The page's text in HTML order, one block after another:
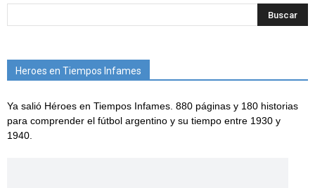
Heroes en Tiempos Infames
Ya salió Héroes en Tiempos Infames. 880 páginas y 180 historias
para comprender el fútbol argentino y su tiempo entre 1930 y
1940.